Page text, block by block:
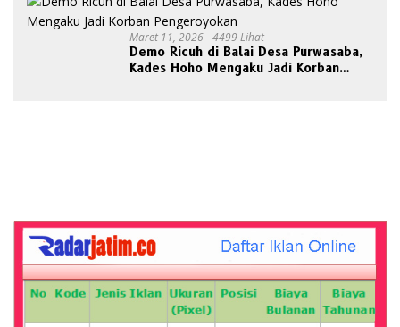
Maret 11, 2026 4499 Lihat
Demo Ricuh di Balai Desa Purwasaba,
Kades Hoho Mengaku Jadi Korban